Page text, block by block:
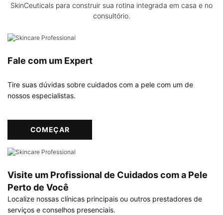
SkinCeuticals para construir sua rotina integrada em casa e no
consultório.
Fale com um Expert
Tire suas dúvidas sobre cuidados com a pele com um de
nossos especialistas.
COMEÇAR
Visite um Profissional de Cuidados com a Pele
Perto de Você
Localize nossas clínicas principais ou outros prestadores de
serviços e conselhos presenciais.